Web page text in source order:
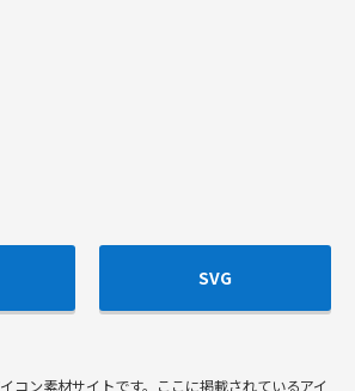
SVG
コン素材サイトです。ここに掲載されているアイ